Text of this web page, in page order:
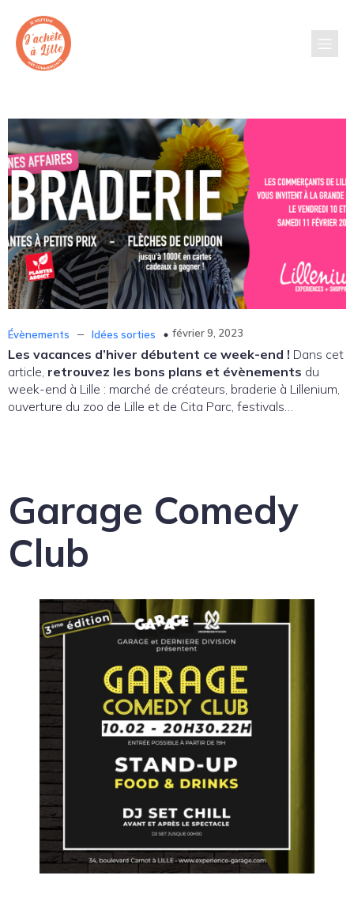
Évènements – Idées sorties février 9, 2023
Les vacances d’hiver débutent ce week-end ! Dans cet
article, retrouvez les bons plans et évènements du
week-end à Lille : marché de créateurs, braderie à Lillenium,
ouverture du zoo de Lille et de Cita Parc, festivals…
Garage Comedy
Club